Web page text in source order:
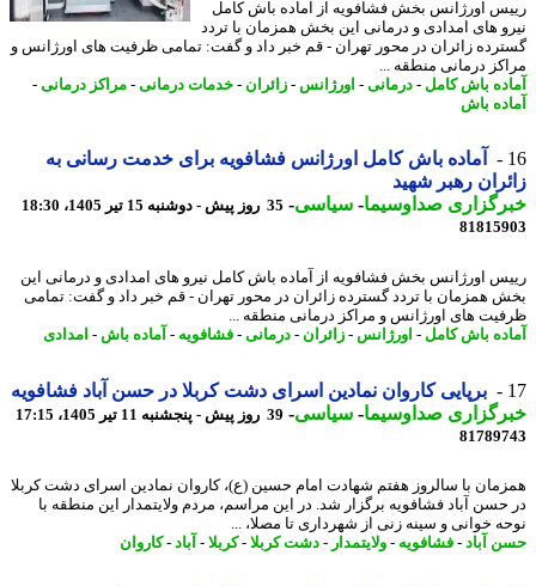
اورژانس بخش فشافویه از آماده باش کامل
های امدادی و درمانی این بخش همزمان با تردد
زائران در محور تهران - قم خبر داد و گفت: تمامی ظرفیت های اورژانس و
درمانی منطقه ...
باش کامل-درمانی-اورژانس -زائران- خدمات درمانی-مراکز درمانی-
باش
آماده باش کامل اورژانس فشافویه برای خدمت رسانی به
رهبر شهید
صداوسیما-سیاسی-35 روز پیش - دوشنبه 15 تیر 1405، 18:30
اورژانس بخش فشافویه از آماده باش کامل نیرو های امدادی و درمانی این
همزمان با تردد گسترده زائران در محور تهران - قم خبر داد و گفت: تمامی
های اورژانس و مراکز درمانی منطقه ...
باش کامل-اورژانس -زائران- درمانی-فشافویه-آماده باش -امدادی
برپایی کاروان نمادین اسرای دشت کربلا در حسن آباد فشافویه
صداوسیما-سیاسی-39 روز پیش - پنجشنبه 11 تیر 1405، 17:15
با سالروز هفتم شهادت امام حسین (ع)، کاروان نمادین اسرای دشت کربلا
آباد فشافویه برگزار شد. در این مراسم، مردم ولایتمدار این منطقه با
خوانی و سینه زنی از شهرداری تا مصلا، ...
آباد- فشافویه-ولایتمدار-دشت کربلا- کربلا- آباد- کاروان